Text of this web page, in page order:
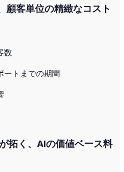
客単位の精緻なコスト
数
ートまでの期間
拓く、AIの価値ベース料